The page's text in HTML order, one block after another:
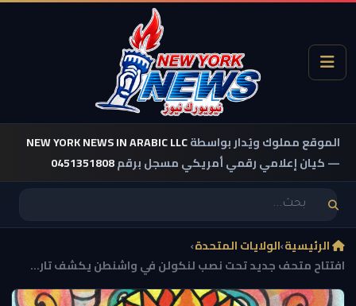
الموقع مملوك ويُدار بواسطةNEW YORK NEWS IN ARABIC LLC
— كيان إعلامي رقمي أمريكي مسجل برقم0451351808
الرئيسية›الولايات المتحدة›
افتتاح متحف جديد تحت نصب لنكولن في واشنطن يكشف تار...